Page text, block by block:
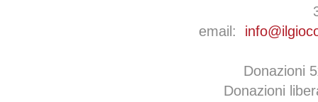
email:
Donazioni
Donazioni